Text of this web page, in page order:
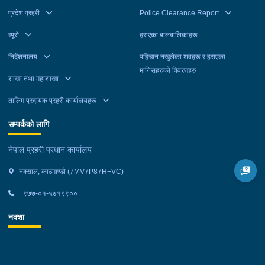
प्रदेश प्रहरी
व्यूरो
निर्देशनालय
शाखा तथा महाशाखा
तालिम प्रदायक प्रहरी कार्यालयहरू
Police Clearance Report
हराएका बालबालिकाहरू
पहिचान नखुलेका शवहरू र हराएका
मानिसहरुको विवरणहरु
सम्पर्कको लागि
नेपाल प्रहरी प्रधान कार्यालय
नक्साल, काठमाण्डौ (7MV7P87H+VC)
+९७७-०१-५७१९९००
नक्शा